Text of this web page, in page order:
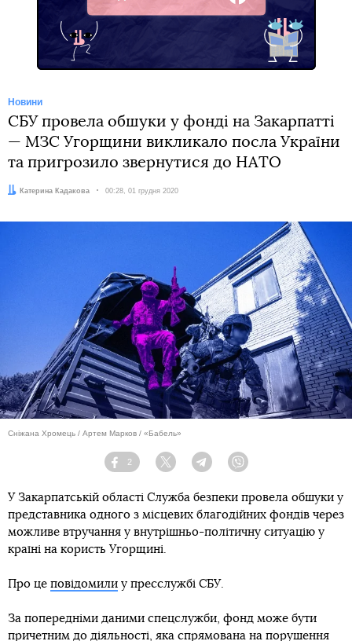
Facebook
Новини
СБУ провела обшуки у фонді на Закарпатті
— МЗС Угорщини викликало посла України
та пригрозило звернутися до НАТО
Автор:Катерина Кадакова Дата:
00:28, 01 грудня 2020
Сніжана Хромець / Артем Марков / «Бабель»
Facebook
2
Twitter TelegramViber
У Закарпатській області Служба безпеки провела обшуки у
представника одного з місцевих благодійних фондів через
можливе втручання у внутрішньо-політичну ситуацію у
країні на користь Угорщині.
Про це повідомили у пресслужбі СБУ.
За попередніми даними спецслужби, фонд може бути
причетним до діяльності, яка спрямована на порушення